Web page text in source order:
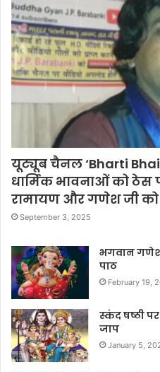
यूट्यूब चैनल ‘Bharti
धार्मिक भावनाओं को ठेस
रामायण और गणेश जी को
September 3, 2025
भगवान गणेश
पाठ
February 19,
स्कंद षष्ठी
जाप
January 5,